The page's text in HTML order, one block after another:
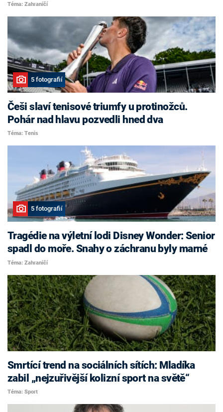
Téma: Zahraničí
5 fotografií
Češi slaví tenisové triumfy u protinožců.
Pohár nad hlavu pozvedli hned dva
Téma: Tenis
5 fotografií
Tragédie na výletní lodi Disney Wonder: Senior
spadl do moře. Snahy o záchranu byly marné
Téma: Zahraničí
Smrtící trend na sociálních sítích: Mladíka
zabil „nejzuřivější kolizní sport na světě“
Téma: Sport